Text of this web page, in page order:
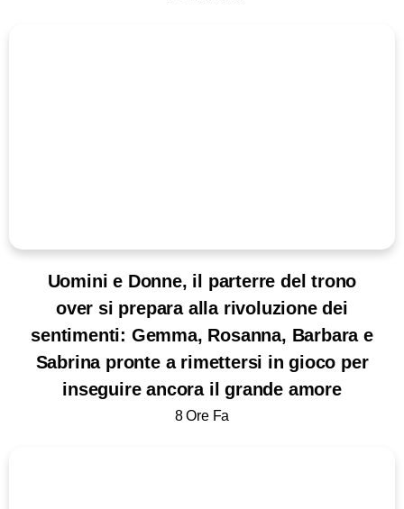
Uomini e Donne, il parterre del trono
over si prepara alla rivoluzione dei
sentimenti: Gemma, Rosanna, Barbara e
Sabrina pronte a rimettersi in gioco per
inseguire ancora il grande amore
8 Ore Fa